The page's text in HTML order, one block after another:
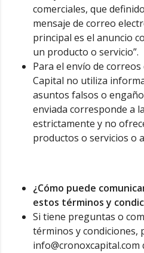
comerciales, que
mensaje de correo
principal es el anuncio
un producto o servicio”.
Para el envío de
Capital no utiliza
asuntos falsos o
enviada corresponde a
estrictamente y no
productos o servicios o
¿Cómo puede
estos términos y
Si tiene preguntas o
términos y condiciones,
info@cronoxcapital.com